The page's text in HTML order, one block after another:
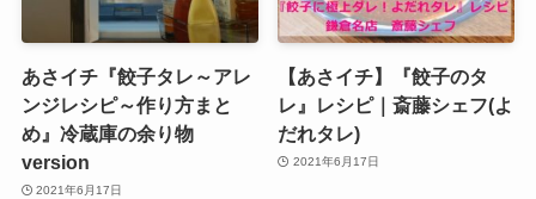
あさイチ『餃子タレ～アレ
ンジレシピ～作り方まと
め』冷蔵庫の余り物
version
2021年6月17日
【あさイチ】『餃子のタ
レ』レシピ｜斎藤シェフ(よ
だれタレ)
2021年6月17日